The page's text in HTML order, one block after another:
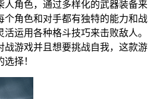
人角色，通过多样化的武器装备来
个角色和对手都有独特的能力和战
运用各种格斗技巧来击败敌人。
战游戏并且想要挑战自我，这款游
择！